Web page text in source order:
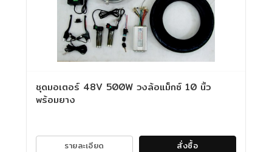
ชุดมอเตอร์ 48V 500W วงล้อแม็กซ์ 10 นิ้ว
พร้อมยาง
รายละเอียด สั่งซื้อ